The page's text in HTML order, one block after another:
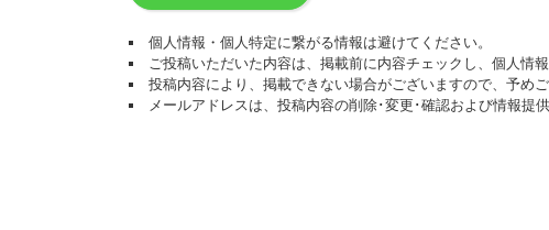
個人情報・個人特定に繋がる情報は避けてください。
ご投稿いただいた内容は、掲載前に内容チェックし、個人情
投稿内容により、掲載できない場合がございますので、予めご
メールアドレスは、投稿内容の削除･変更･確認および情報提供